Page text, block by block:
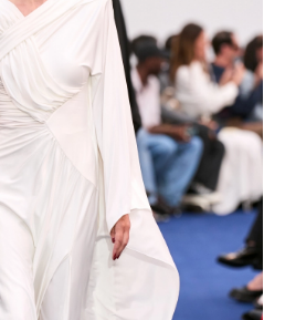
neler oluyor? Yeni
koleksiyonlar, en
ünlülerden güzelllik
partilerden
için haftalık e-